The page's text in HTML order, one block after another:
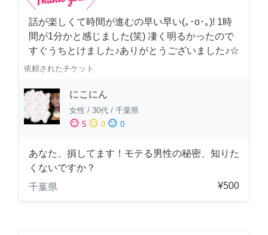
話が楽しくて時間が進むの早い早い(｡･о･｡)! 1時
間が1分かと感じました(笑) 凄く明るかったので
すぐうちとけました♪ありがとうございました♪☆
依頼されたチケット
にこにん
女性 / 30代 / 千葉県
sentiment_satisfied 5 sentiment_neutral 0 sentiment_dissatisfied 0
あなた、損してます！モテる男性の秘密、知りた
くないですか？
千葉県
¥500